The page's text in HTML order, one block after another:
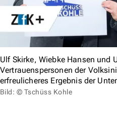
Ulf Skirke, Wiebke Hansen und
Vertrauenspersonen der
erfreulicheres Ergebnis der
Bild: © Tschüss Kohle